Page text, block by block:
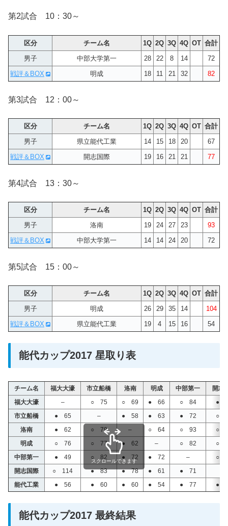
第2試合 10：30～
区分 チーム名 1Q 2Q 3Q 4Q OT 合計
男子
中部大学第一 28 22 8 14
72
戦評＆BOX
明成 18 11 21 32 82
第3試合 12：00～
区分 チーム名 1Q 2Q 3Q 4Q OT 合計
男子
県立能代工業 14 15 18 20
67
戦評＆BOX
開志国際 19 16 21 21 77
第4試合 13：30～
区分 チーム名 1Q 2Q 3Q 4Q OT 合計
男子
洛南 19 24 27 23
93
戦評＆BOX
中部大学第一 14 14 24 20 72
第5試合 15：00～
区分 チーム名 1Q 2Q 3Q 4Q OT 合計
男子
明成 26 29 35 14
104
戦評＆BOX
県立能代工業 19 4 15 16 54
能代カップ2017 星取り表
チーム名 福大大濠 市立船橋 洛南 明成 中部第一 開志
福大大濠 – ○ 75 ○ 69 ● 66 ○ 84 ●
市立船橋 ● 65 – ● 58 ● 63 ● 72 ○
洛南 ● 62 ○ 79 – ○ 64 ○ 93 ○
明成 ○ 76 ○ 77 ● 62 – ○ 82 ○
中部第一 ● 49 ○ 82 ● 72 ● 72 – ○
開志国際 ○ 114 ● 83 ● 78 ● 61 ● 71
能代工業 ● 56 ● 60 ● 60 ● 54 ● 77 ●
スクロールできます
能代カップ2017 最終結果